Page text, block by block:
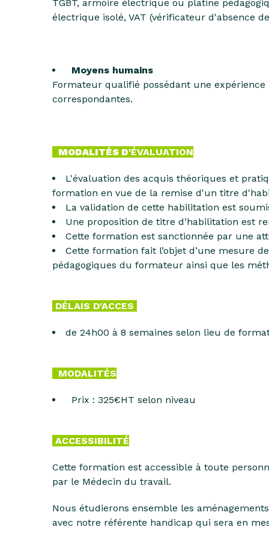
TGBT, armoire électrique ou platine
électrique isolé, VAT (vérificateur d'absence
Moyens humains
Formateur qualifié possédant une
correspondantes.
MODALITÉS D'ÉVALUATION
L'évaluation des acquis théoriques et
formation en vue de la remise d'un titre
La validation de cette habilitation est
Une proposition de titre d’habilitation est
Cette formation est sanctionnée par une
Cette formation fait l’objet d’une mesure
pédagogiques du formateur ainsi que les
DÉLAIS D'ACCES
de 24h00 à 8 semaines selon lieu de
MODALITÉS
Prix : 325€HT selon niveau
ACCESSIBILITÉ
Cette formation est accessible à toute
par le Médecin du travail.
Nous étudierons ensemble les
avec notre référente handicap qui sera en